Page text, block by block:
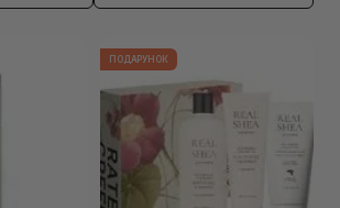
ПОДАРУНОК